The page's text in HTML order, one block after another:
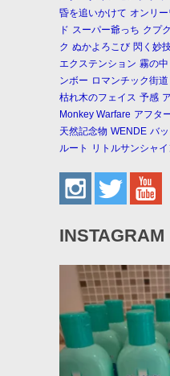
昏を追いかけて オンリ
ド スーパー爺っち クプ
ク ぬかよろこび 閃く妙
エクステンション 霧の中
ンボー ロマンチック街道
枯れ木のフェイス 予感
Monkey Warfare アフタ
天然記念物 WENDE バ
ルート
リトルサンシャイ
INSTAGRAM